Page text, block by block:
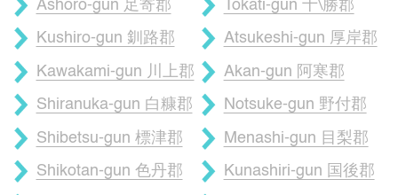
Ashoro-gun 足寄郡 Tokati-gun 十\勝郡
Kushiro-gun 釧路郡 Atsukeshi-gun 厚岸郡
Kawakami-gun 川上郡 Akan-gun 阿寒郡
Shiranuka-gun 白糠郡 Notsuke-gun 野付郡
Shibetsu-gun 標津郡 Menashi-gun 目梨郡
Shikotan-gun 色丹郡 Kunashiri-gun 国後郡